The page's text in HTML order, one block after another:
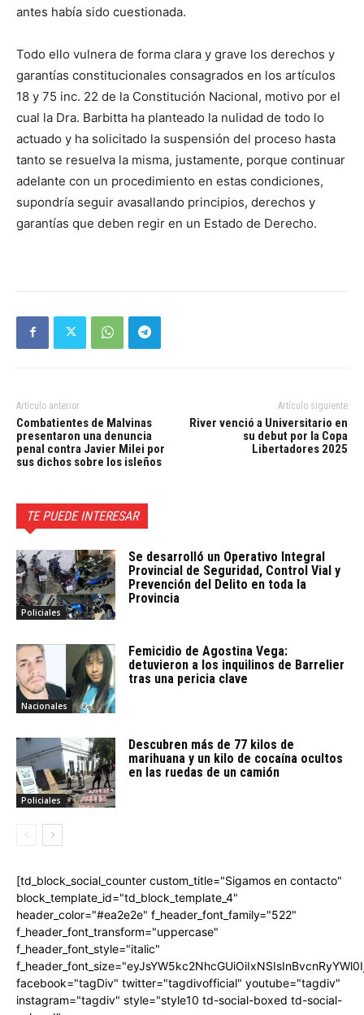
antes había sido cuestionada.
Todo ello vulnera de forma clara y grave los derechos y
garantías constitucionales consagrados en los artículos
18 y 75 inc. 22 de la Constitución Nacional, motivo por el
cual la Dra. Barbitta ha planteado la nulidad de todo lo
actuado y ha solicitado la suspensión del proceso hasta
tanto se resuelva la misma, justamente, porque continuar
adelante con un procedimiento en estas condiciones,
supondría seguir avasallando principios, derechos y
garantías que deben regir en un Estado de Derecho.
Artículo anterior
Combatientes de Malvinas
presentaron una denuncia
penal contra Javier Milei por
sus dichos sobre los isleños
Artículo siguiente
River venció a Universitario en
su debut por la Copa
Libertadores 2025
TE PUEDE INTERESAR
Policiales
Se desarrolló un Operativo Integral
Provincial de Seguridad, Control Vial y
Prevención del Delito en toda la
Provincia
Nacionales
Femicidio de Agostina Vega:
detuvieron a los inquilinos de Barrelier
tras una pericia clave
Policiales
Descubren más de 77 kilos de
marihuana y un kilo de cocaína ocultos
en las ruedas de un camión
[td_block_social_counter custom_title="Sigamos en contacto"
block_template_id="td_block_template_4"
header_color="#ea2e2e" f_header_font_family="522"
f_header_font_transform="uppercase"
f_header_font_style="italic"
facebook="tagDiv" twitter="tagdivofficial" youtube="tagdiv"
instagram="tagdiv" style="style10 td-social-boxed td-social-